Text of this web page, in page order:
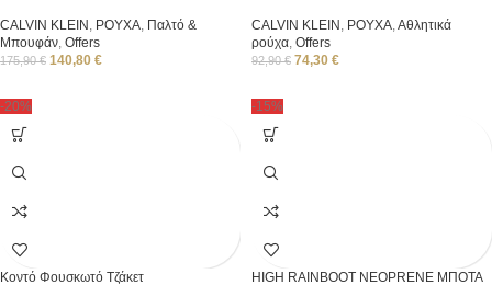
CALVIN KLEIN , ΡΟΥΧΑ, Παλτό &
Μπουφάν, Offers
175,90€ 140,80 €
CALVIN KLEIN , ΡΟΥΧΑ,Αθλητικά
ρούχα, Offers
92,90€ 74,30 €
-20%
Κοντό Φουσκωτό Τζάκετ
-15%
HIGH RAINBOOT NEOPRENE ΜΠΟΤΑ